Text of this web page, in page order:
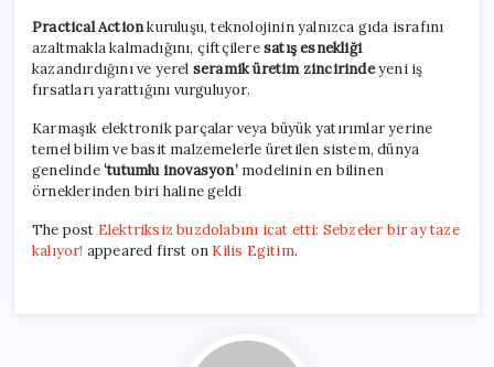
Practical Actionkuruluşu, teknolojinin yalnızca gıda israfını
azaltmakla kalmadığını, çiftçileresatış esnekliği
kazandırdığını ve yerel seramik üretim zincirindeyeni iş
fırsatları yarattığını vurguluyor.
Karmaşık elektronik parçalar veya büyük yatırımlar yerine
temel bilim ve basit malzemelerle üretilen sistem, dünya
genelinde‘tutumlu inovasyon’modelinin en bilinen
örneklerinden biri haline geldi
The post Elektriksiz buzdolabını icat etti: Sebzeler bir ay taze
kalıyor! appeared first on Kilis Egitim.